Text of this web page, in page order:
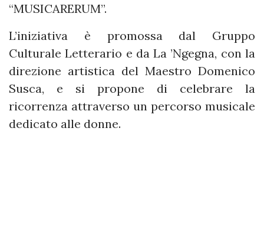
“MUSICARERUM”.
L’iniziativa è promossa dal Gruppo
Culturale Letterario e da La ’Ngegna, con la
direzione artistica del Maestro Domenico
Susca, e si propone di celebrare la
ricorrenza attraverso un percorso musicale
dedicato alle donne.